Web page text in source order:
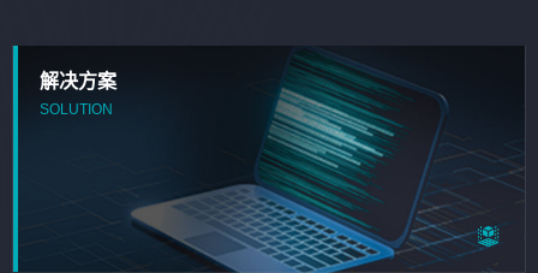
解决方案
SOLUTION